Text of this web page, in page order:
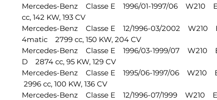
Mercedes-Benz Classe E 1996/01-1997/06 W210
cc, 142 KW, 193 CV
Mercedes-Benz Classe E 12/1996-03/2002 W210
4matic 2799 cc, 150 KW, 204 CV
Mercedes-Benz Classe E 1996/03-1999/07 W210
D 2874 cc, 95 KW, 129 CV
Mercedes-Benz Classe E 1995/06-1997/06 W210
2996 cc, 100 KW, 136 CV
Mercedes-Benz Classe E 12/1996-07/1999 W210